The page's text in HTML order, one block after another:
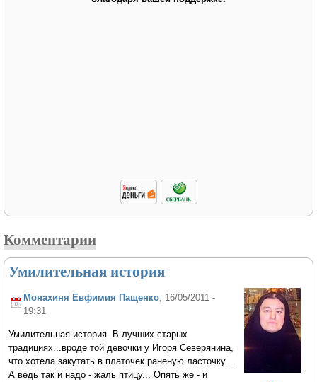
Комментарии
Умилительная история
Монахиня Евфимия Пащенко, 16/05/2011 -
19:31
Умилительная история. В лучших старых
традициях...вроде той девочки у Игоря Северянина,
что хотела закутать в платочек раненую ласточку...
А ведь так и надо - жаль птицу... Опять же - и